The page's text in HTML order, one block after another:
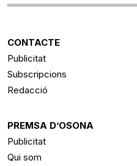
CONTACTE
Publicitat
Subscripcions
Redacció
PREMSA D’OSONA
Publicitat
Qui som